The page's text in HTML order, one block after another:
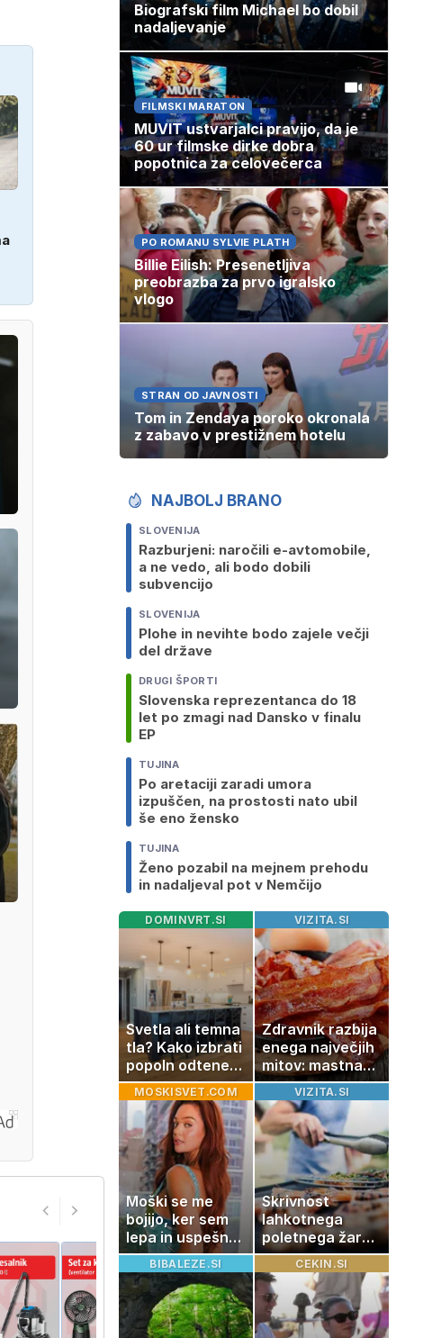
Biografski film Michael bo dobil
nadaljevanje
FILMSKI MARATON
MUVIT ustvarjalci pravijo, da je
60 ur filmske dirke dobra
popotnica za celovečerca
PO ROMANU SYLVIE PLATH
Billie Eilish: Presenetljiva
preobrazba za prvo igralsko
vlogo
STRAN OD JAVNOSTI
Tom in Zendaya poroko okronala
z zabavo v prestižnem hotelu
NAJBOLJ BRANO
SLOVENIJA
Razburjeni: naročili e-avtomobile,
a ne vedo, ali bodo dobili
subvencijo
SLOVENIJA
Plohe in nevihte bodo zajele večji
del države
DRUGI ŠPORTI
Slovenska reprezentanca do 18
let po zmagi nad Dansko v finalu
EP
TUJINA
Po aretaciji zaradi umora
izpuščen, na prostosti nato ubil
še eno žensko
TUJINA
Ženo pozabil na mejnem prehodu
in nadaljeval pot v Nemčijo
DOMINVRT.SI
Svetla ali temna
tla? Kako izbrati
popoln odtenek
za vaš dom
VIZITA.SI
Zdravnik razbija
enega največjih
mitov: mastna
jetra ne
nastanejo
zaradi slanine,
temveč zaradi
živila, ki ga
imamo vsi radi
MOSKISVET.COM
Moški se me
bojijo, ker sem
lepa in uspešna:
Misica razkrila,
zakaj je še
vedno samska
VIZITA.SI
Skrivnost
lahkotnega
poletnega žara,
po katerem ne
boste
potrebovali
popoldanskega
spanca
BIBALEZE.SI CEKIN.SI